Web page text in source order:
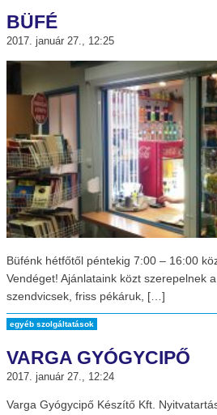
BÜFÉ
2017. január 27., 12:25
Büfénk hétfőtől péntekig 7:00 – 16:00
Vendéget! Ajánlataink közt szerepelnek
szendvicsek, friss pékáruk, […]
egyéb szolgáltatások
VARGA GYÓGYCIPŐ
2017. január 27., 12:24
Varga Gyógycipő Készítő Kft.